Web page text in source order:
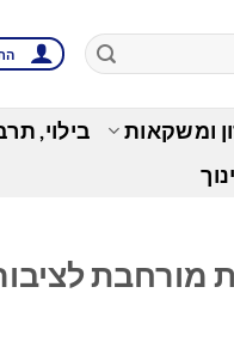
ומשקאות בילוי,